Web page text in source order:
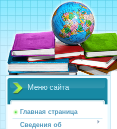
Меню сайта
Главная страница
Сведения об